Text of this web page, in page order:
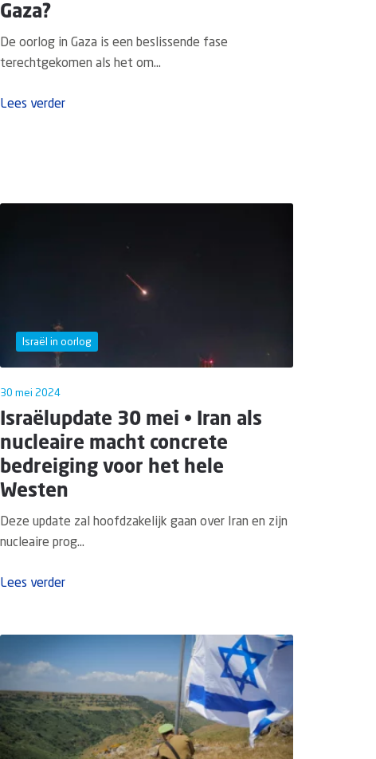
Gaza?
De oorlog in Gaza is een beslissende fase
terechtgekomen als het om...
Lees verder
Israël in oorlog
30 mei 2024
Israëlupdate 30 mei • Iran als
nucleaire macht concrete
bedreiging voor het hele
Westen
Deze update zal hoofdzakelijk gaan over Iran en zijn
nucleaire prog...
Lees verder